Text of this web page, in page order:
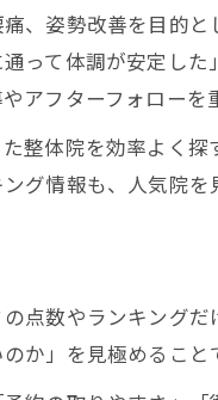
一回で変
評判から見極
整体院の
利用者満
整体の口
安心して通え
初心者が
整体の評
、姿勢改善を目的
って体調が安定した
アフターフォローを
整体院を効率よく探
グ情報も、人気院を
点数やランキング
か」を見極めるこ